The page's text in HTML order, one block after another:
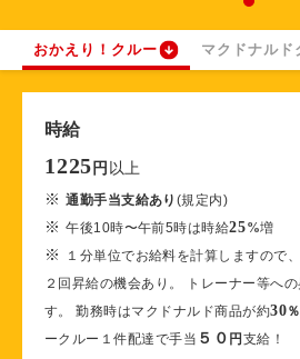
おかえり！クルー マクドナルド
時給
1225 円 以上
※通勤手当支給あり (規定内)
※午後10時〜午前5時は時給25%増
※
１分単位でお給料を計算しますので
２回昇給の機会あり。 トレーナー等へ
す。 勤務時はマクドナルド商品が約30％
ークルー１件配達で手当 ５０ 円支給！